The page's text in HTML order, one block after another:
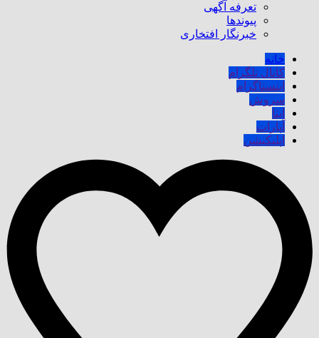
تعرفه آگهی
پیوندها
خبرنگار افتخاری
خانه
کانال تلگرام
اینستاگرام
سروش
ایتا
آپارات
اپلیکیشن